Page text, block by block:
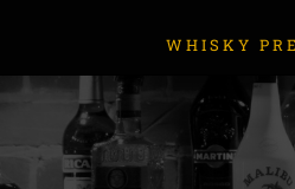
WHISKY